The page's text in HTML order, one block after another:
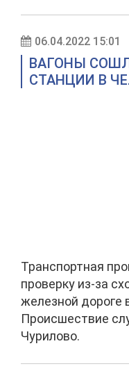
06.04.2022 15:01
ВАГОНЫ
СТАНЦИИ В
Транспортная
проверку из-за
железной дороге
Происшествие
Чурилово.